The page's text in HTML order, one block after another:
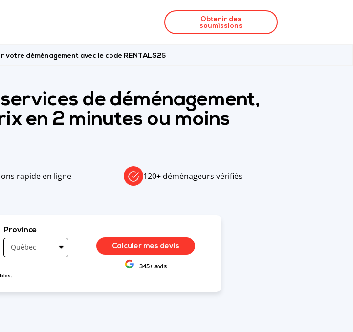
Obtenir des
soumissions
votre déménagement avec le code RENTALS25
de déménagement,
en 2 minutes ou moins
rapide en ligne 120+ déménageurs vérifiés
Province
Calculer mes devis
345+ avis